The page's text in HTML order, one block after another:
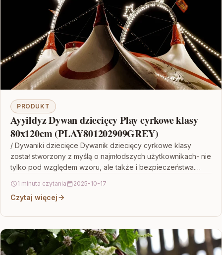
PRODUKT
Ayyildyz Dywan dziecięcy Play cyrkowe klasy
80x120cm (PLAY801202909GREY)
/ Dywaniki dziecięce Dywanik dziecięcy cyrkowe klasy
został stworzony z myślą o najmłodszych użytkownikach- nie
tylko pod względem wzoru, ale także i bezpieczeństwa.
1 minuta czytania 2025-10-17
Czytaj więcej